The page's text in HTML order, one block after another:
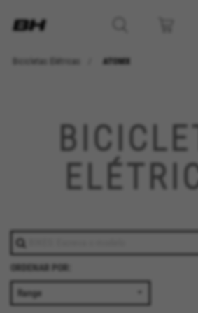
Bicicletas Elétricas ATOMX
ORDENAR POR:
REJEITAR TODOS OS
ACEITAR TODOS OS
operações essenciais do site
determinadas funcionalidades
corretamente, tais como a
sessão ou adicionar um
carrinho de compras.
Cookies usadas: